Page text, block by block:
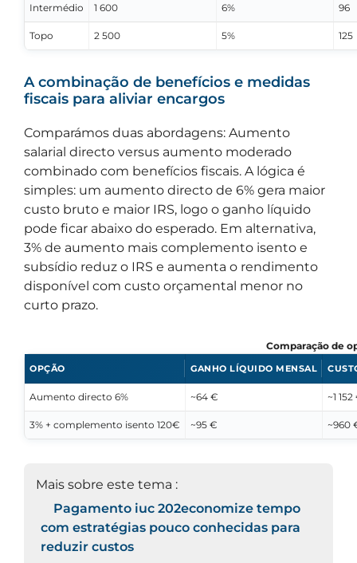
Intermédio 1 600 6% 96
Topo 2 500 5% 125
A combinação de benefícios e medidas
fiscais para aliviar encargos
Comparámos duas abordagens: Aumento
salarial directo versus aumento moderado
combinado com benefícios fiscais. A lógica é
simples: um aumento directo de 6% gera maior
custo bruto e maior IRS, logo o ganho líquido
pode ficar abaixo do esperado. Em alternativa,
3% de aumento mais complemento isento e
subsídio reduz o IRS e aumenta o rendimento
disponível com custo orçamental menor no
curto prazo.
Comparação de
OPÇÃO GANHO LÍQUIDO MENSAL
Aumento directo 6% ~64 € ~1
3% + complemento isento 120€ ~95 € ~960
Mais sobre este tema :
Pagamento iuc 202economize tempo
com estratégias pouco conhecidas para
reduzir custos